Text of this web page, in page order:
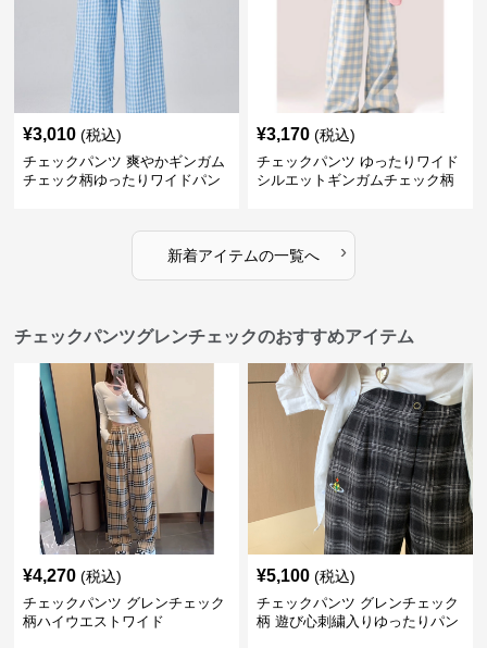
¥3,010 (税込)
チェックパンツ 爽やかギンガム
チェック柄ゆったりワイドパン
¥3,170 (税込)
チェックパンツ ゆったりワイド
シルエットギンガムチェック柄
新着アイテムの一覧へ ›
チェックパンツグレンチェックのおすすめアイテム
¥4,270 (税込)
チェックパンツ グレンチェック
柄ハイウエストワイド
¥5,100 (税込)
チェックパンツ グレンチェック
柄 遊び心刺繍入りゆったりパン